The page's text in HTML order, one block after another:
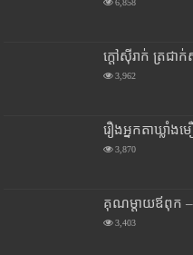
6,858
ក្តៅស៊ីរាក់ ត្រជា
3,962
រឿងអ្នកតាឃ្លាំងម
3,870
គុណម្តាយឪពុក –
3,403